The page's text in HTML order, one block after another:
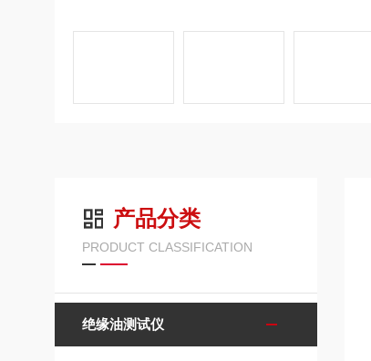
产品分类
PRODUCT CLASSIFICATION
绝缘油测试仪